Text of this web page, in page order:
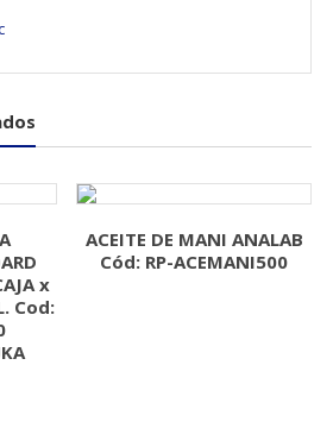
x
Cod:
ACEITE DE MANI ANALAB
Cód: RP-ACEMANI500